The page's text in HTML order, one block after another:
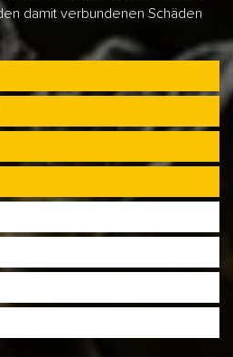
damit verbundenen Schäden